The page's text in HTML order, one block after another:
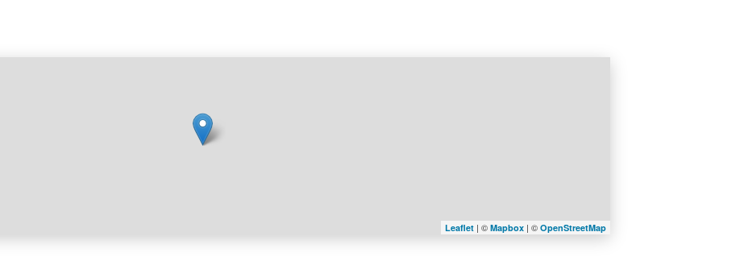
Leaflet | ©Mapbox | ©OpenStreetMap